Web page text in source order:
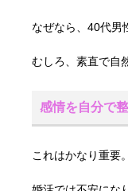
なぜなら、40代男
むしろ、素直で自
感情を自分で
これはかなり重要。